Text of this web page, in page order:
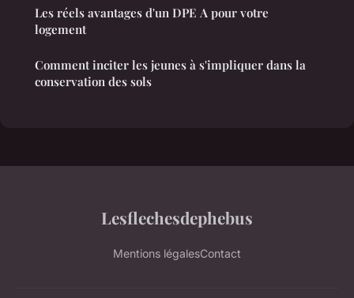
Les réels avantages d'un DPE A pour votre
logement
Comment inciter les jeunes à s'impliquer dans la
conservation des sols
Lesflechesdephebus
Mentions légalesContact